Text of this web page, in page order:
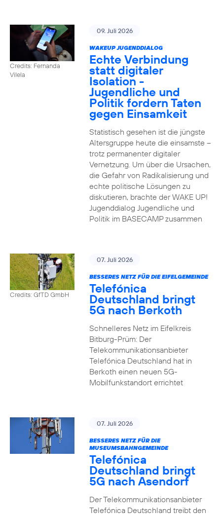
Credits: Fernanda
Vilela
09. Juli 2026
WAKEUP JUGENDDIALOG
Echte Verbindung
statt digitaler
Isolation -
Jugendliche und
Politik fordern Taten
gegen Einsamkeit
Statistisch gesehen ist die jüngste
Altersgruppe heute die einsamste –
trotz permanenter digitaler
Vernetzung. Um über die Ursachen,
die Gefahr von Radikalisierung und
echte politische Lösungen zu
diskutieren, brachte der WAKE UP!
Jugenddialog Jugendliche und
Politik im BASECAMP zusammen
Credits: GfTD GmbH
07. Juli 2026
BESSERES NETZ FÜR DIE EIFELGEMEINDE
Telefónica
Deutschland bringt
5G nach Berkoth
Schnelleres Netz im Eifelkreis
Bitburg-Prüm: Der
Telekommunikationsanbieter
Telefónica Deutschland hat in
Berkoth einen neuen 5G-
Mobilfunkstandort errichtet
07. Juli 2026
BESSERES NETZ FÜR DIE
MUSEUMSBAHNGEMEINDE
Telefónica
Deutschland bringt
5G nach Asendorf
Der Telekommunikationsanbieter
Telefónica Deutschland treibt den